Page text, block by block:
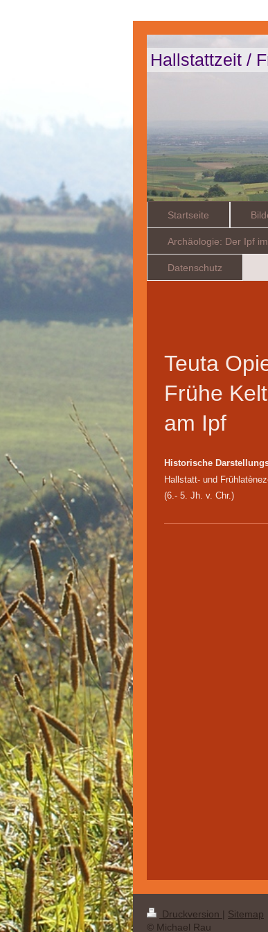
Hallstattzeit /
Startseite
Archäologie: Der Ipf
Datenschutz
Teuta
Frühe
am Ipf
Historische
Hallstatt- und
(6.- 5. Jh. v. Chr.)
Druckversion | Sitemap
© Michael Rau